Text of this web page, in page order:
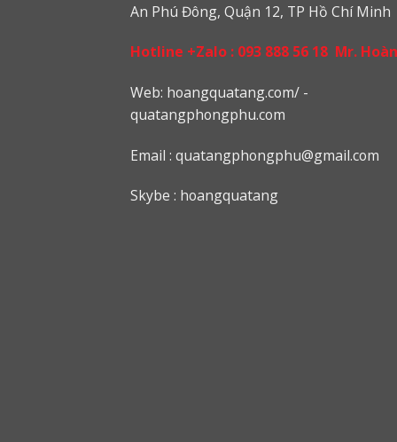
An Phú Đông, Quận 12, TP Hồ Chí Minh
Hotline +Zalo : 093 888 56 18 Mr.
Web: hoangquatang.com/ -
quatangphongphu.com
Email : quatangphongphu@gmail.com
Skybe : hoangquatang